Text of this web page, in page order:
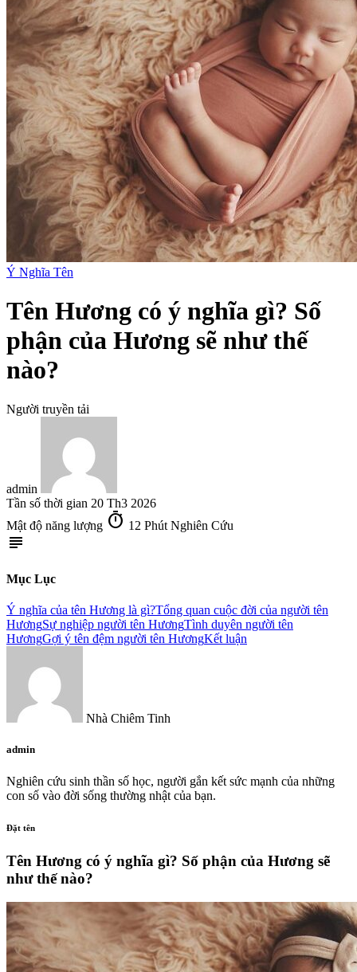
Ý Nghĩa Tên
Tên Hương có ý nghĩa gì? Số
phận của Hương sẽ như thế
nào?
Người truyền tải
admin
Tần số thời gian 20 Th3 2026
Mật độ năng lượng timer 12 Phút Nghiên Cứu
subject
Mục Lục
Ý nghĩa của tên Hương là gì?Tổng quan cuộc đời của người tên
HươngSự nghiệp người tên HươngTình duyên người tên
HươngGợi ý tên đệm người tên HươngKết luận
Nhà Chiêm Tinh
admin
Nghiên cứu sinh thần số học, người gắn kết sức mạnh của những
con số vào đời sống thường nhật của bạn.
Đặt tên
Tên Hương có ý nghĩa gì? Số phận của Hương sẽ
như thế nào?